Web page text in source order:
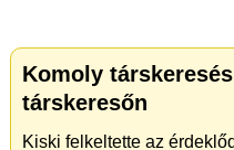
Komoly
társkeresőn
Kiski felkeltette az